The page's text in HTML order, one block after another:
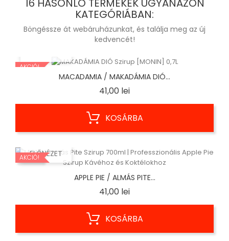
16 HASONLÓ TERMÉKEK UGYANAZON
KATEGÓRIÁBAN:
Böngéssze át webáruházunkat, és találja meg az új
kedvencét!
AKCIÓ!
MACADAMIA / MAKADÁMIA DIÓ...
41,00 leiÁr
KOSÁRBA
ELŐNÉZET
AKCIÓ!
APPLE PIE / ALMÁS PITE...
41,00 leiÁr
KOSÁRBA